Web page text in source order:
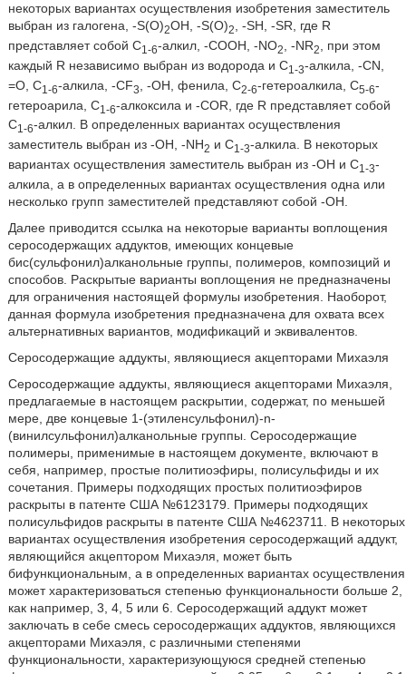
некоторых вариантах осуществления изобретения заместитель
выбран из галогена, -S(O)2OH, -S(O)2, -SH, -SR, где R
представляет собой C1-6-алкил, -COOH, -NO2, -NR2, при этом
каждый R независимо выбран из водорода и C1-3-алкила, -CN,
=O, C1-6-алкила, -CF3 , -OH, фенила, C2-6-гетероалкила, C5-6-
гетероарила, C1-6-алкоксила и -COR, где R представляет собой
C1-6-алкил. В определенных вариантах осуществления
заместитель выбран из -OH, -NH2 и C1-3-алкила. В некоторых
вариантах осуществления заместитель выбран из -OH и C1-3-
алкила, а в определенных вариантах осуществления одна или
несколько групп заместителей представляют собой -OH.
Далее приводится ссылка на некоторые варианты воплощения
серосодержащих аддуктов, имеющих концевые
бис(сульфонил)алканольные группы, полимеров, композиций и
способов. Раскрытые варианты воплощения не предназначены
для ограничения настоящей формулы изобретения. Наоборот,
данная формула изобретения предназначена для охвата всех
альтернативных вариантов, модификаций и эквивалентов.
Серосодержащие аддукты, являющиеся акцепторами Михаэля
Серосодержащие аддукты, являющиеся акцепторами Михаэля,
предлагаемые в настоящем раскрытии, содержат, по меньшей
мере, две концевые 1-(этиленсульфонил)-n-
(винилсульфонил)алканольные группы. Серосодержащие
полимеры, применимые в настоящем документе, включают в
себя, например, простые политиоэфиры, полисульфиды и их
сочетания. Примеры подходящих простых политиоэфиров
раскрыты в патенте США №6123179. Примеры подходящих
полисульфидов раскрыты в патенте США №4623711. В некоторых
вариантах осуществления изобретения серосодержащий аддукт,
являющийся акцептором Михаэля, может быть
бифункциональным, а в определенных вариантах осуществления
может характеризоваться степенью функциональности больше 2,
как например, 3, 4, 5 или 6. Серосодержащий аддукт может
заключать в себе смесь серосодержащих аддуктов, являющихся
акцепторами Михаэля, с различными степенями
функциональности, характеризующуюся средней степенью